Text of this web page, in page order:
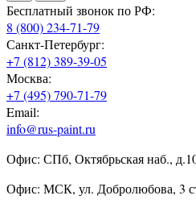
Бесплатный звонок по РФ:
8 (800) 234-71-79
Санкт-Петербург:
+7 (812) 389-39-05
Москва:
+7 (495) 790-71-79
Email:
info@rus-paint.ru
Офис: СПб, Октябрьская наб.,
Офис: МСК, ул. Добролюбова, 3